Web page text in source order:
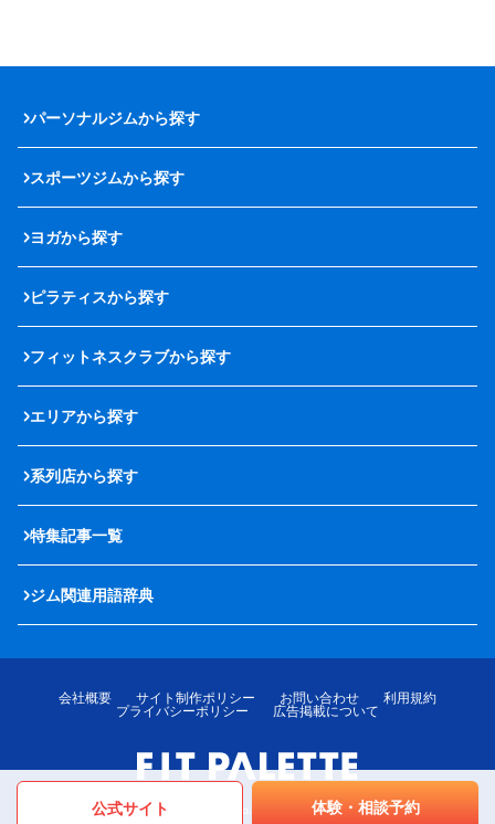
公式サイト 体験・相談予約
パーソナルジムから探す
スポーツジムから探す
ヨガから探す
ピラティスから探す
フィットネスクラブから探す
エリアから探す
系列店から探す
特集記事一覧
ジム関連用語辞典
会社概要 サイト制作ポリシー お問い合わせ
利用規約
プライバシーポリシー
広告掲載について
© LOTTE MediPalette Co.,Ltd. All rights reserved.